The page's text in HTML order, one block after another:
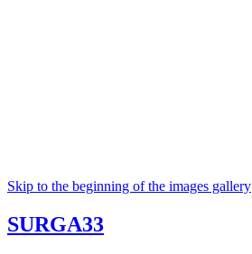
Skip to the beginning of the images gallery
SURGA33